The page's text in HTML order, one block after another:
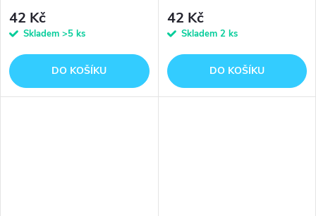
42 Kč
Skladem >5 ks
DO KOŠÍKU
42 Kč
Skladem 2 ks
DO KOŠÍKU